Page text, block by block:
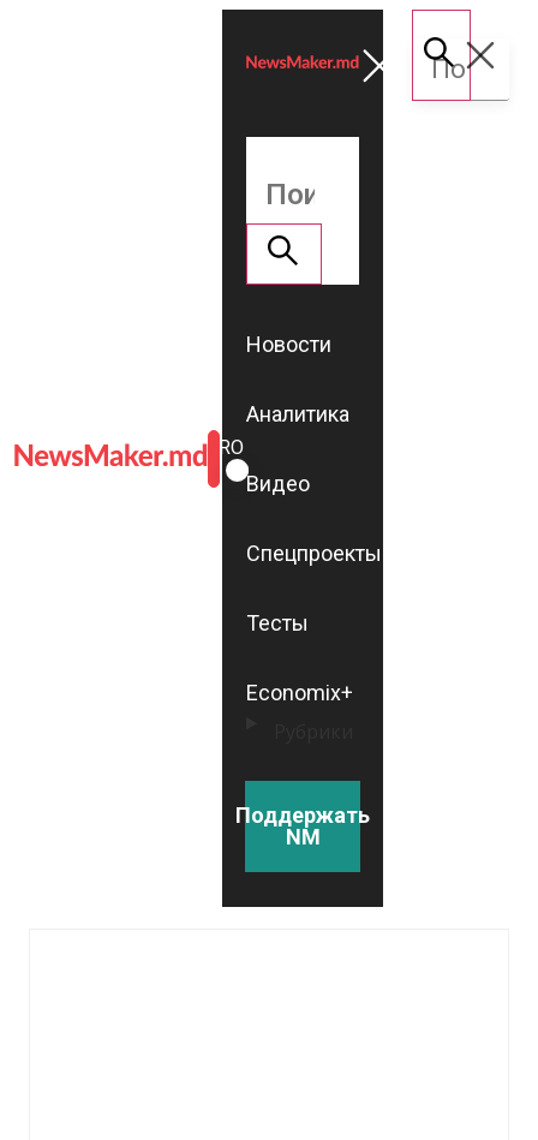
ROMÂNĂ
RU
Новости
Аналитика
Видео
Спецпроекты
Тесты
Economix+
Поддержать
NM